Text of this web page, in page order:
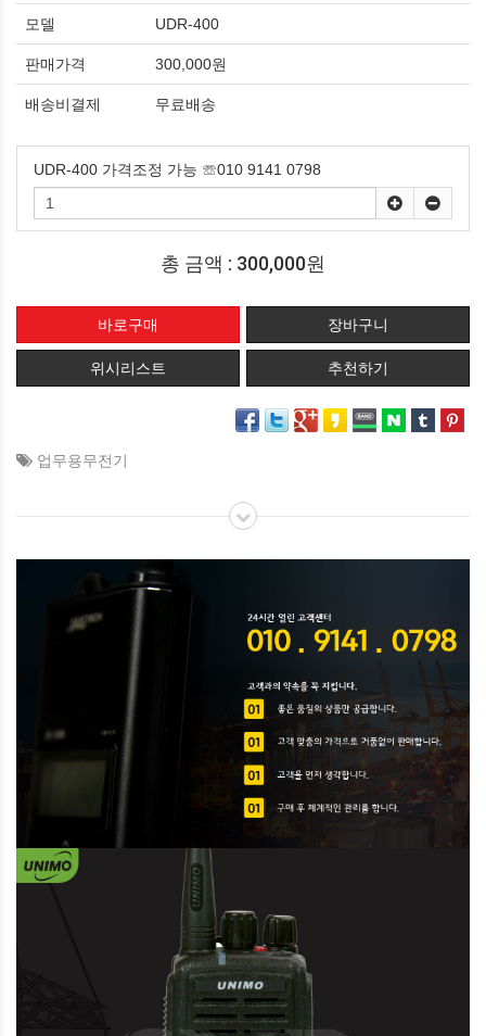
모델 UDR-400
판매가격 300,000원
배송비결제 무료배송
UDR-400 가격조정 가능 ☏010 9141 0798
총 금액 : 300,000원
위시리스트 추천하기
업무용무전기